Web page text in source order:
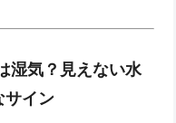
湿気？見えない水
サイン